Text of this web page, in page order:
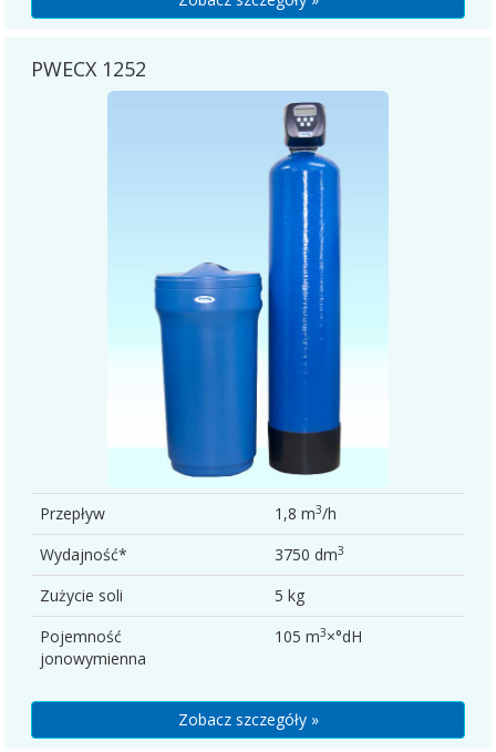
PWECX 1252
Przepływ 1,8 m3/h
Wydajność*
3750 dm3
Zużycie soli
5 kg
Pojemność
jonowymienna
105 m3×°dH
Zobacz szczegóły »